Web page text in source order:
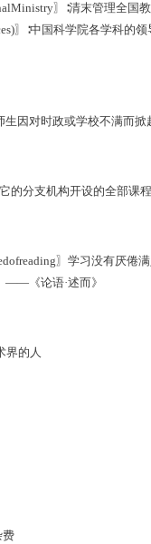
〗∶清末管理全国
〗∶中国科学院各学科的
生因对时政或学校不满而掀
的分支机构开设的全部课程
〗学习没有厌倦
——《论语·述而》
界的人
费